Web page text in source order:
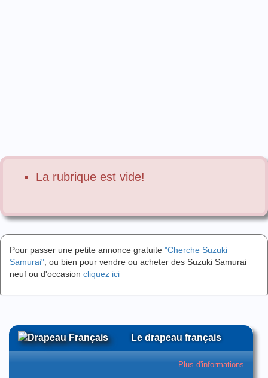
La rubrique est vide!
Pour passer une petite annonce gratuite "Cherche Suzuki
Samurai" , ou bien pour vendre ou acheter des Suzuki Samurai
neuf ou d'occasion cliquez ici
Le drapeau français
Plus d'informations